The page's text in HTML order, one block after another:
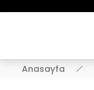
Anasayfa